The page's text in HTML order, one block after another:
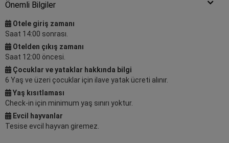
Önemli Bilgiler
Otele giriş zamanı
Saat 14:00 sonrası.
Otelden çıkış zamanı
Saat 12:00 öncesi.
Çocuklar ve yataklar hakkında bilgi
6 Yaş ve üzeri çocuklar için ilave yatak ücreti alınır.
Yaş kısıtlaması
Check-in için minimum yaş sınırı yoktur.
Evcil hayvanlar
Tesise evcil hayvan giremez.